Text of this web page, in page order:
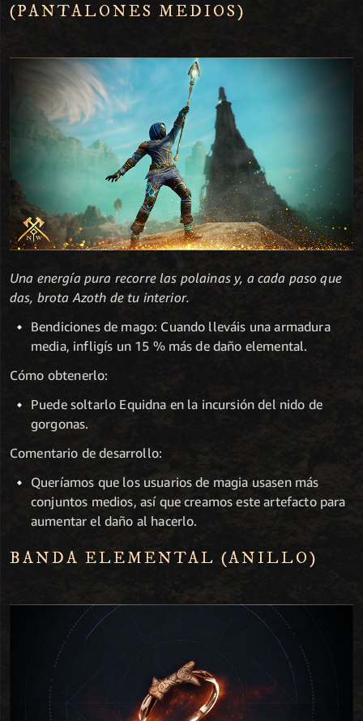
(PANTALONES MEDIOS)
Una energía pura recorre las polainas y, a cada paso que
das, brota Azoth de tu interior.
Bendiciones de mago: Cuando lleváis una armadura
media, infligís un 15 % más de daño elemental.
Cómo obtenerlo:
Puede soltarlo Equidna en la incursión del nido de
gorgonas.
Comentario de desarrollo:
Queríamos que los usuarios de magia usasen más
conjuntos medios, así que creamos este artefacto para
aumentar el daño al hacerlo.
BANDA ELEMENTAL (ANILLO)